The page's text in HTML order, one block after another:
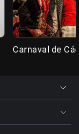
Carnaval de